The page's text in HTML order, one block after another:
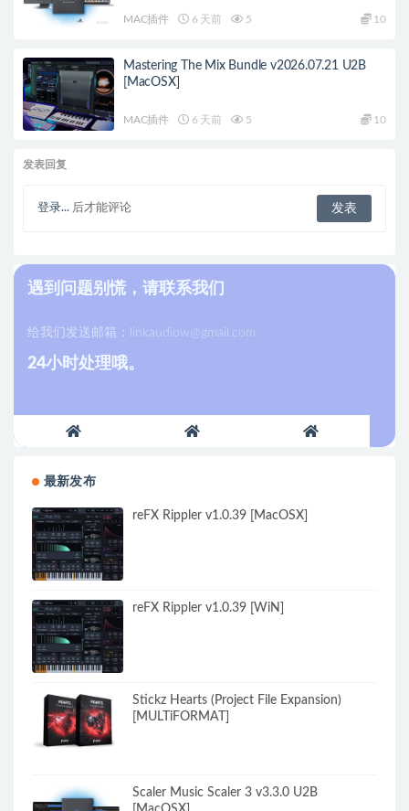
MAC插件 6 天前 5 10
Mastering The Mix Bundle v2026.07.21 U2B
[MacOSX]
MAC插件 6 天前 5 10
发表回复
登录... 后才能评论
遇到问题别慌，请联系我们
给我们发送邮箱： linkaudiow@gmail.com
24小时处理哦。
最新发布
reFX Rippler v1.0.39 [MacOSX]
reFX Rippler v1.0.39 [WiN]
Stickz Hearts (Project File Expansion)
[MULTiFORMAT]
Scaler Music Scaler 3 v3.3.0 U2B